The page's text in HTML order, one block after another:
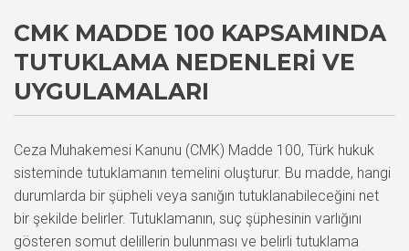
CMK MADDE 100 KAPSAMINDA
TUTUKLAMA NEDENLERI VE
UYGULAMALARI
Ceza Muhakemesi Kanunu (CMK) Madde 100, Türk hukuk
sisteminde tutuklamanın temelini oluşturur. Bu madde, hangi
durumlarda bir şüpheli veya sanığın tutuklanabileceğini net
bir şekilde belirler. Tutuklamanın, suç şüphesinin varlığını
gösteren somut delillerin bulunması ve belirli tutuklama